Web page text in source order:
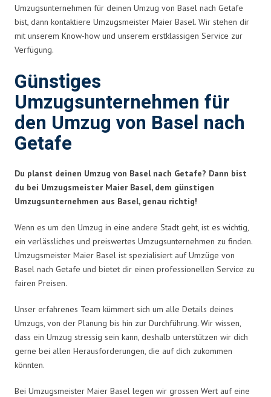
Umzugsunternehmen für deinen Umzug von Basel nach Getafe
bist, dann kontaktiere Umzugsmeister Maier Basel. Wir stehen dir
mit unserem Know-how und unserem erstklassigen Service zur
Verfügung.
Günstiges
Umzugsunternehmen für
den Umzug von Basel nach
Getafe
Du planst deinen Umzug von Basel nach Getafe? Dann bist
du bei Umzugsmeister Maier Basel, dem günstigen
Umzugsunternehmen aus Basel, genau richtig!
Wenn es um den Umzug in eine andere Stadt geht, ist es wichtig,
ein verlässliches und preiswertes Umzugsunternehmen zu finden.
Umzugsmeister Maier Basel ist spezialisiert auf Umzüge von
Basel nach Getafe und bietet dir einen professionellen Service zu
fairen Preisen.
Unser erfahrenes Team kümmert sich um alle Details deines
Umzugs, von der Planung bis hin zur Durchführung. Wir wissen,
dass ein Umzug stressig sein kann, deshalb unterstützen wir dich
gerne bei allen Herausforderungen, die auf dich zukommen
könnten.
Bei Umzugsmeister Maier Basel legen wir grossen Wert auf eine